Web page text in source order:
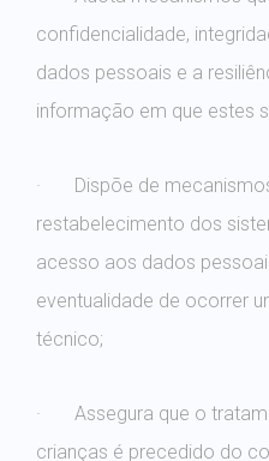
confidencialidade,
dados pessoais e a
informação em que estes
· Dispõe de
restabelecimento dos
acesso aos dados
eventualidade de ocorrer
técnico;
· Assegura que o
crianças é precedido do